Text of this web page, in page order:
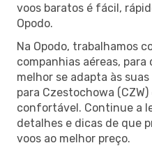
voos baratos é fácil,
Opodo.
Na Opodo, trabalhamos
companhias aéreas,
melhor se adapta às
para Czestochowa
confortável. Continue a
detalhes e dicas de que
voos ao melhor preço.